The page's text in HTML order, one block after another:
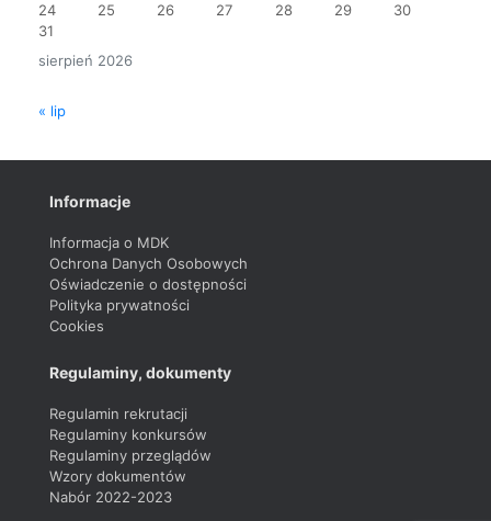
sierpień 2026
24
25 26 27 28 29
30
31
« lip
Informacje
Informacja o MDK
Ochrona Danych Osobowych
Oświadczenie o dostępności
Polityka prywatności
Cookies
Regulaminy, dokumenty
Regulamin rekrutacji
Regulaminy konkursów
Regulaminy przeglądów
Wzory dokumentów
Nabór 2022-2023